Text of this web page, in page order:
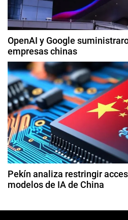
OpenAI y Google
empresas chinas
Pekín analiza restringir
modelos de IA de China